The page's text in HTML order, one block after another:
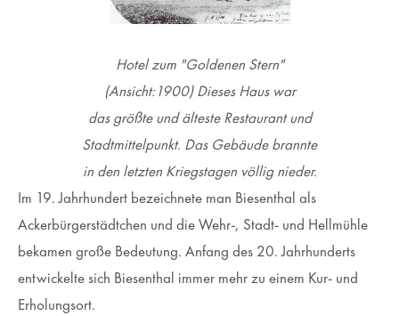
Hotel zum "Goldenen Stern"
(Ansicht:1900) Dieses Haus war
das größte und älteste Restaurant und
Stadtmittelpunkt. Das Gebäude brannte
in den letzten Kriegstagen völlig nieder.
Im 19. Jahrhundert bezeichnete man Biesenthal als
Ackerbürgerstädtchen und die Wehr-, Stadt- und Hellmühle
bekamen große Bedeutung. Anfang des 20. Jahrhunderts
entwickelte sich Biesenthal immer mehr zu einem Kur- und
Erholungsort.